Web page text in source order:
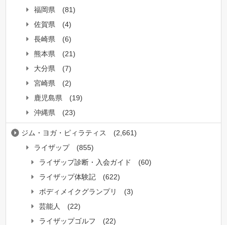
福岡県
(81)
佐賀県
(4)
長崎県
(6)
熊本県
(21)
大分県
(7)
宮崎県
(2)
鹿児島県
(19)
沖縄県
(23)
ジム・ヨガ・ピィラティス
(2,661)
ライザップ
(855)
ライザップ診断・入会ガイド
(60)
ライザップ体験記
(622)
ボディメイクグランプリ
(3)
芸能人
(22)
ライザップゴルフ
(22)